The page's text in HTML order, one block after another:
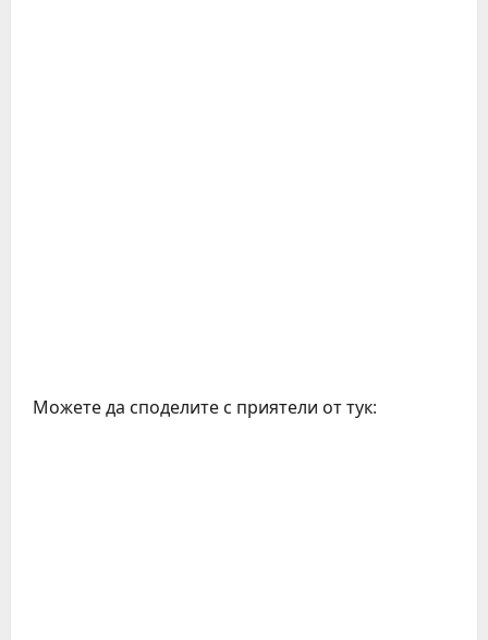
Можете да споделите с приятели от тук: